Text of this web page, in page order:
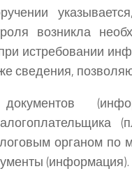
возникла
истребовании
сведения,
органом по
(информация).